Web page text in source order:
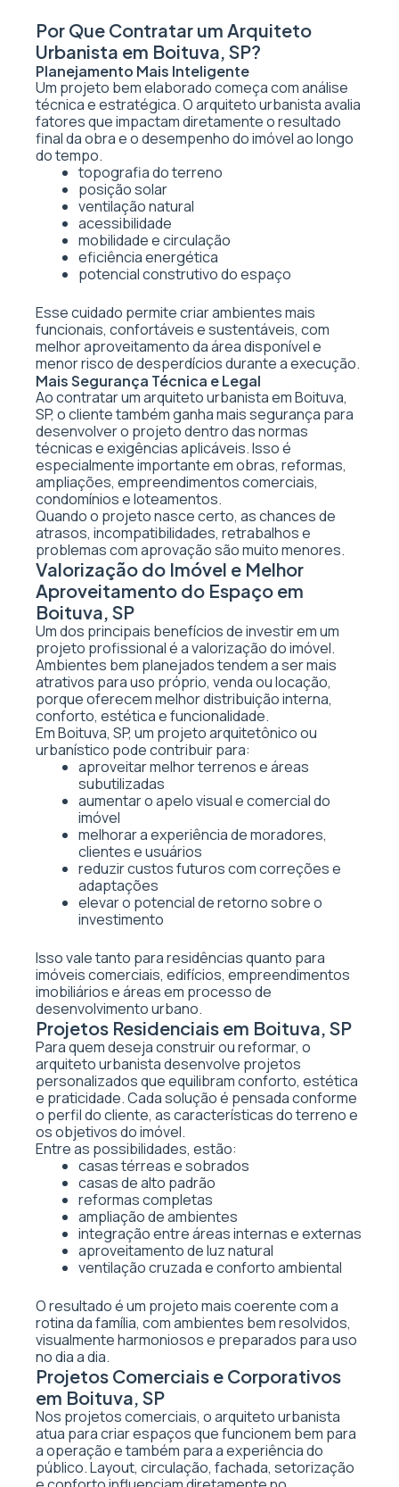
Por Que Contratar um Arquiteto
Urbanista em Boituva, SP?
Planejamento Mais Inteligente
Um projeto bem elaborado começa com análise
técnica e estratégica. O arquiteto urbanista avalia
fatores que impactam diretamente o resultado
final da obra e o desempenho do imóvel ao longo
do tempo.
topografia do terreno
posição solar
ventilação natural
acessibilidade
mobilidade e circulação
eficiência energética
potencial construtivo do espaço
Esse cuidado permite criar ambientes mais
funcionais, confortáveis e sustentáveis, com
melhor aproveitamento da área disponível e
menor risco de desperdícios durante a execução.
Mais Segurança Técnica e Legal
Ao contratar um arquiteto urbanista em Boituva,
SP, o cliente também ganha mais segurança para
desenvolver o projeto dentro das normas
técnicas e exigências aplicáveis. Isso é
especialmente importante em obras, reformas,
ampliações, empreendimentos comerciais,
condomínios e loteamentos.
Quando o projeto nasce certo, as chances de
atrasos, incompatibilidades, retrabalhos e
problemas com aprovação são muito menores.
Valorização do Imóvel e Melhor
Aproveitamento do Espaço em
Boituva, SP
Um dos principais benefícios de investir em um
projeto profissional é a valorização do imóvel.
Ambientes bem planejados tendem a ser mais
atrativos para uso próprio, venda ou locação,
porque oferecem melhor distribuição interna,
conforto, estética e funcionalidade.
Em Boituva, SP, um projeto arquitetônico ou
urbanístico pode contribuir para:
aproveitar melhor terrenos e áreas
subutilizadas
aumentar o apelo visual e comercial do
imóvel
melhorar a experiência de moradores,
clientes e usuários
reduzir custos futuros com correções e
adaptações
elevar o potencial de retorno sobre o
investimento
Isso vale tanto para residências quanto para
imóveis comerciais, edifícios, empreendimentos
imobiliários e áreas em processo de
desenvolvimento urbano.
Projetos Residenciais em Boituva, SP
Para quem deseja construir ou reformar, o
arquiteto urbanista desenvolve projetos
personalizados que equilibram conforto, estética
e praticidade. Cada solução é pensada conforme
o perfil do cliente, as características do terreno e
os objetivos do imóvel.
Entre as possibilidades, estão:
casas térreas e sobrados
casas de alto padrão
reformas completas
ampliação de ambientes
integração entre áreas internas e externas
aproveitamento de luz natural
ventilação cruzada e conforto ambiental
O resultado é um projeto mais coerente com a
rotina da família, com ambientes bem resolvidos,
visualmente harmoniosos e preparados para uso
no dia a dia.
Projetos Comerciais e Corporativos
em Boituva, SP
Nos projetos comerciais, o arquiteto urbanista
atua para criar espaços que funcionem bem para
a operação e também para a experiência do
público. Layout, circulação, fachada, setorização